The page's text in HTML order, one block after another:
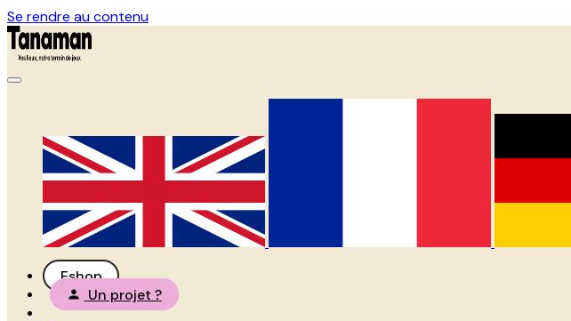
Se rendre au contenu
Eshop
Un projet ?